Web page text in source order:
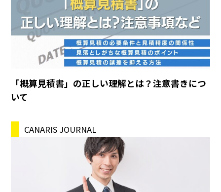
「概算見積書」の正しい理解とは？注意書きにつ
いて
CANARIS JOURNAL